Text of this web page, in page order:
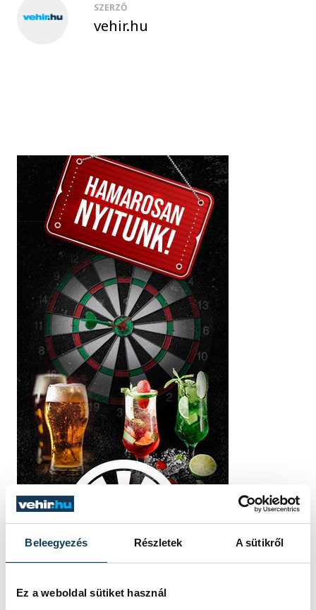
Beleegyezés Részletek A sütikről
Ez a weboldal sütiket használ
SZERZŐ
vehir.hu